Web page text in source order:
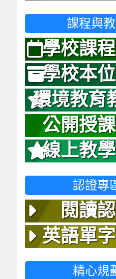
課程與
學校課
學校本
環境教育
台
公開授
線上教
認證專
閱讀
英語單
精心規